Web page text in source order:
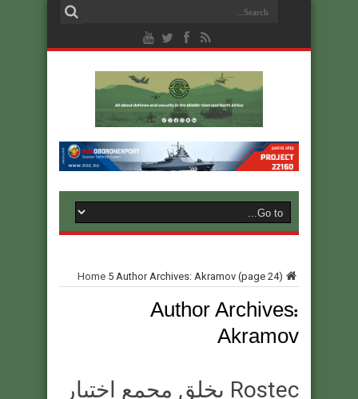
Home 5 Author Archives: Akramov (page 24)
Author Archives:
Akramov
Rostec يخلق مجمع اختبار